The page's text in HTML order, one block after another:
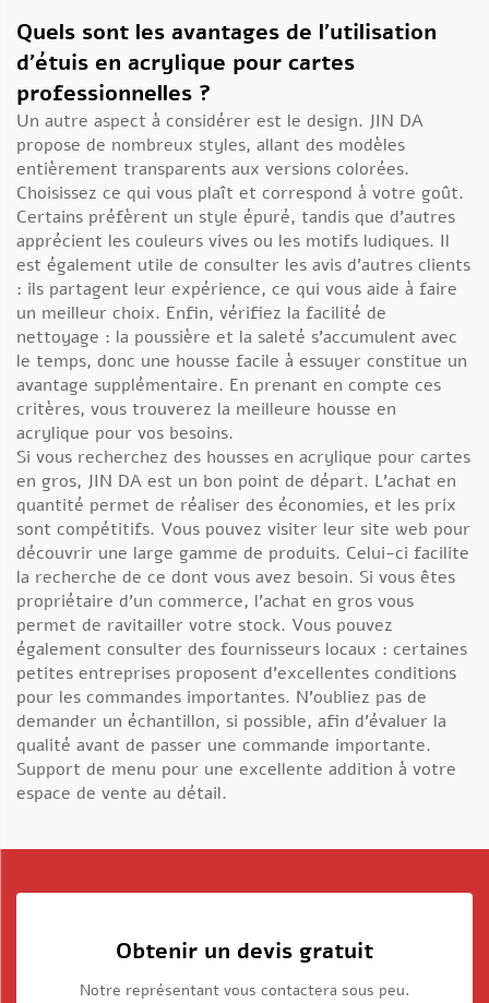
Quels sont les avantages de l’utilisation
d’étuis en acrylique pour cartes
professionnelles ?
Un autre aspect à considérer est le design. JIN DA
propose de nombreux styles, allant des modèles
entièrement transparents aux versions colorées.
Choisissez ce qui vous plaît et correspond à votre goût.
Certains préfèrent un style épuré, tandis que d’autres
apprécient les couleurs vives ou les motifs ludiques. Il
est également utile de consulter les avis d’autres clients
: ils partagent leur expérience, ce qui vous aide à faire
un meilleur choix. Enfin, vérifiez la facilité de
nettoyage : la poussière et la saleté s’accumulent avec
le temps, donc une housse facile à essuyer constitue un
avantage supplémentaire. En prenant en compte ces
critères, vous trouverez la meilleure housse en
acrylique pour vos besoins.
Si vous recherchez des housses en acrylique pour cartes
en gros, JIN DA est un bon point de départ. L’achat en
quantité permet de réaliser des économies, et les prix
sont compétitifs. Vous pouvez visiter leur site web pour
découvrir une large gamme de produits. Celui-ci facilite
la recherche de ce dont vous avez besoin. Si vous êtes
propriétaire d’un commerce, l’achat en gros vous
permet de ravitailler votre stock. Vous pouvez
également consulter des fournisseurs locaux : certaines
petites entreprises proposent d’excellentes conditions
pour les commandes importantes. N’oubliez pas de
demander un échantillon, si possible, afin d’évaluer la
qualité avant de passer une commande importante.
Support de menu pour une excellente addition à votre
espace de vente au détail.
Obtenir un devis gratuit
Notre représentant vous contactera sous peu.